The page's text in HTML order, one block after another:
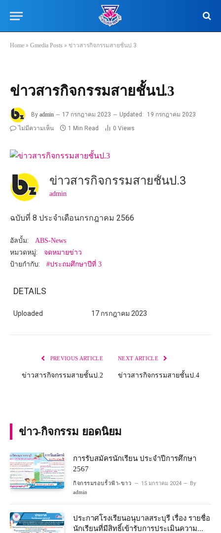
Home » Gmedia Posts » ข่าวสารกิจกรรมสายชั้นป.3
ข่าวสารกิจกรรมสายชั้นป.3
By admin 17 กรกฎาคม 2023 Updated:
19 กรกฎาคม 2023
ไม่มีความเห็น
1 Min Read 0 Views
ข่าวสารกิจกรรมสายชั้นป.3
admin
ฉบับที่ 8 ประจำเดือนกรกฎาคม 2566
อัลบั้ม: ABS-News
หมวดหมู่: จดหมายข่าว
ป้ายกำกับ: #ประถมศึกษาปีที่ 3
DETAILS
Uploaded 17 กรกฎาคม 2023
PREVIOUS ARTICLE
ข่าวสารกิจกรรมสายชั้นป.2
NEXT ARTICLE
ข่าวสารกิจกรรมสายชั้นป.4
ข่าว-กิจกรรม ยอดนิยม
การรับสมัครนักเรียน ประจำปีการศึกษา
2567
กิจกรรมรอบรั้วฟ้า-ขาว 15 มกราคม 2024 By
admin
ประกาศโรงเรียนอนุบาลสระบุรี เรื่อง รายชื่อ
นักเรียนที่มีสิทธิ์เข้ารับการประเมินความ